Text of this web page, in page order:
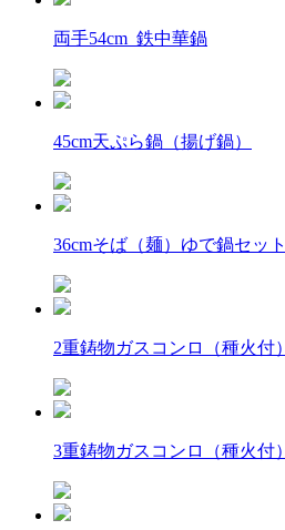
両手54cm 鉄中華鍋
45cm天ぷら鍋（揚げ鍋）
36cmそば（麺）ゆで鍋セット
2重鋳物ガスコンロ（種火付）
3重鋳物ガスコンロ（種火付）